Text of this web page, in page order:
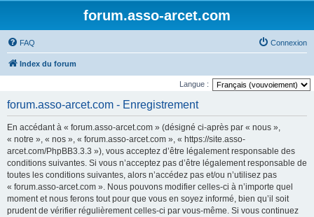
forum.asso-arcet.com
FAQ Connexion
Index du forum
Langue :
forum.asso-arcet.com - Enregistrement
En accédant à « forum.asso-arcet.com » (désigné ci-après par « nous »,
« notre », « nos », « forum.asso-arcet.com », « https://site.asso-
arcet.com/PhpBB3.3.3 »), vous acceptez d’être légalement responsable des
conditions suivantes. Si vous n’acceptez pas d’être légalement responsable de
toutes les conditions suivantes, alors n’accédez pas et/ou n’utilisez pas
« forum.asso-arcet.com ». Nous pouvons modifier celles-ci à n’importe quel
moment et nous ferons tout pour que vous en soyez informé, bien qu’il soit
prudent de vérifier régulièrement celles-ci par vous-même. Si vous continuez